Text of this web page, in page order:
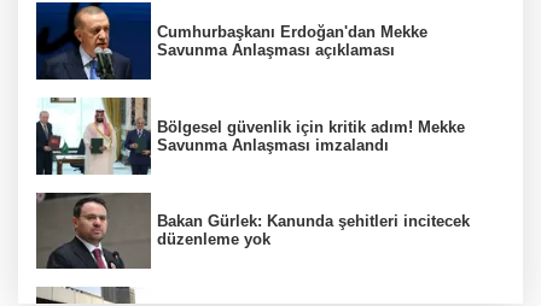
Cumhurbaşkanı Erdoğan'dan Mekke
Savunma Anlaşması açıklaması
Bölgesel güvenlik için kritik adım! Mekke
Savunma Anlaşması imzalandı
Bakan Gürlek: Kanunda şehitleri incitecek
düzenleme yok